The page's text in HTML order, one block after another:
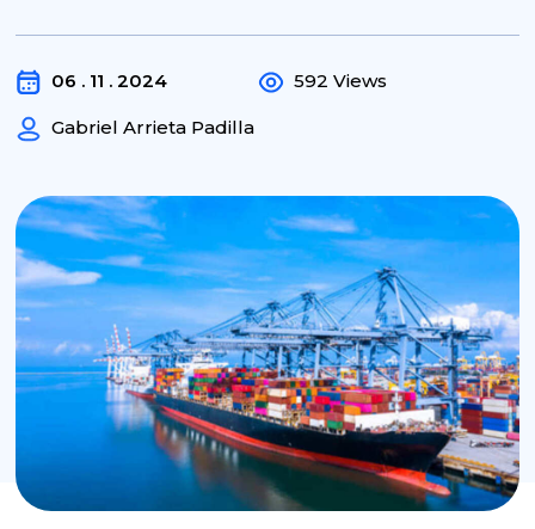
06 . 11 . 2024
Gabriel Arrieta Padilla
592 Views